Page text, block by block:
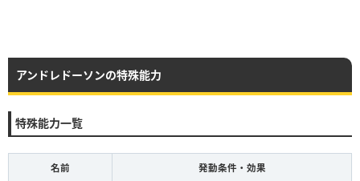
アンドレドーソンの特殊能力
特殊能力一覧
名前 発動条件・効果